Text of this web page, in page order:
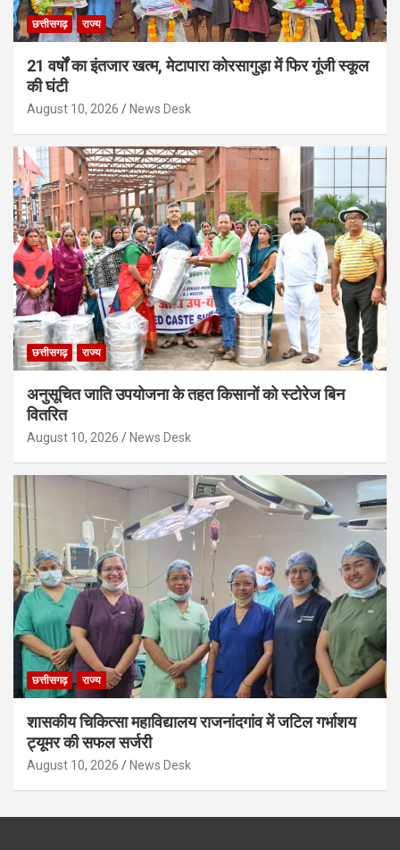
छत्तीसगढ़ राज्य
21 वर्षों का इंतजार खत्म, मेटापारा कोरसागुड़ा में फिर गूंजी स्कूल
की घंटी
August 10, 2026 News Desk
छत्तीसगढ़ राज्य
अनुसूचित जाति उपयोजना के तहत किसानों को स्टोरेज बिन
वितरित
August 10, 2026 News Desk
छत्तीसगढ़ राज्य
शासकीय चिकित्सा महाविद्यालय राजनांदगांव में जटिल गर्भाशय
ट्यूमर की सफल सर्जरी
August 10, 2026 News Desk